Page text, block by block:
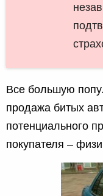
Все большую
продажа битых
потенциального
покупателя –